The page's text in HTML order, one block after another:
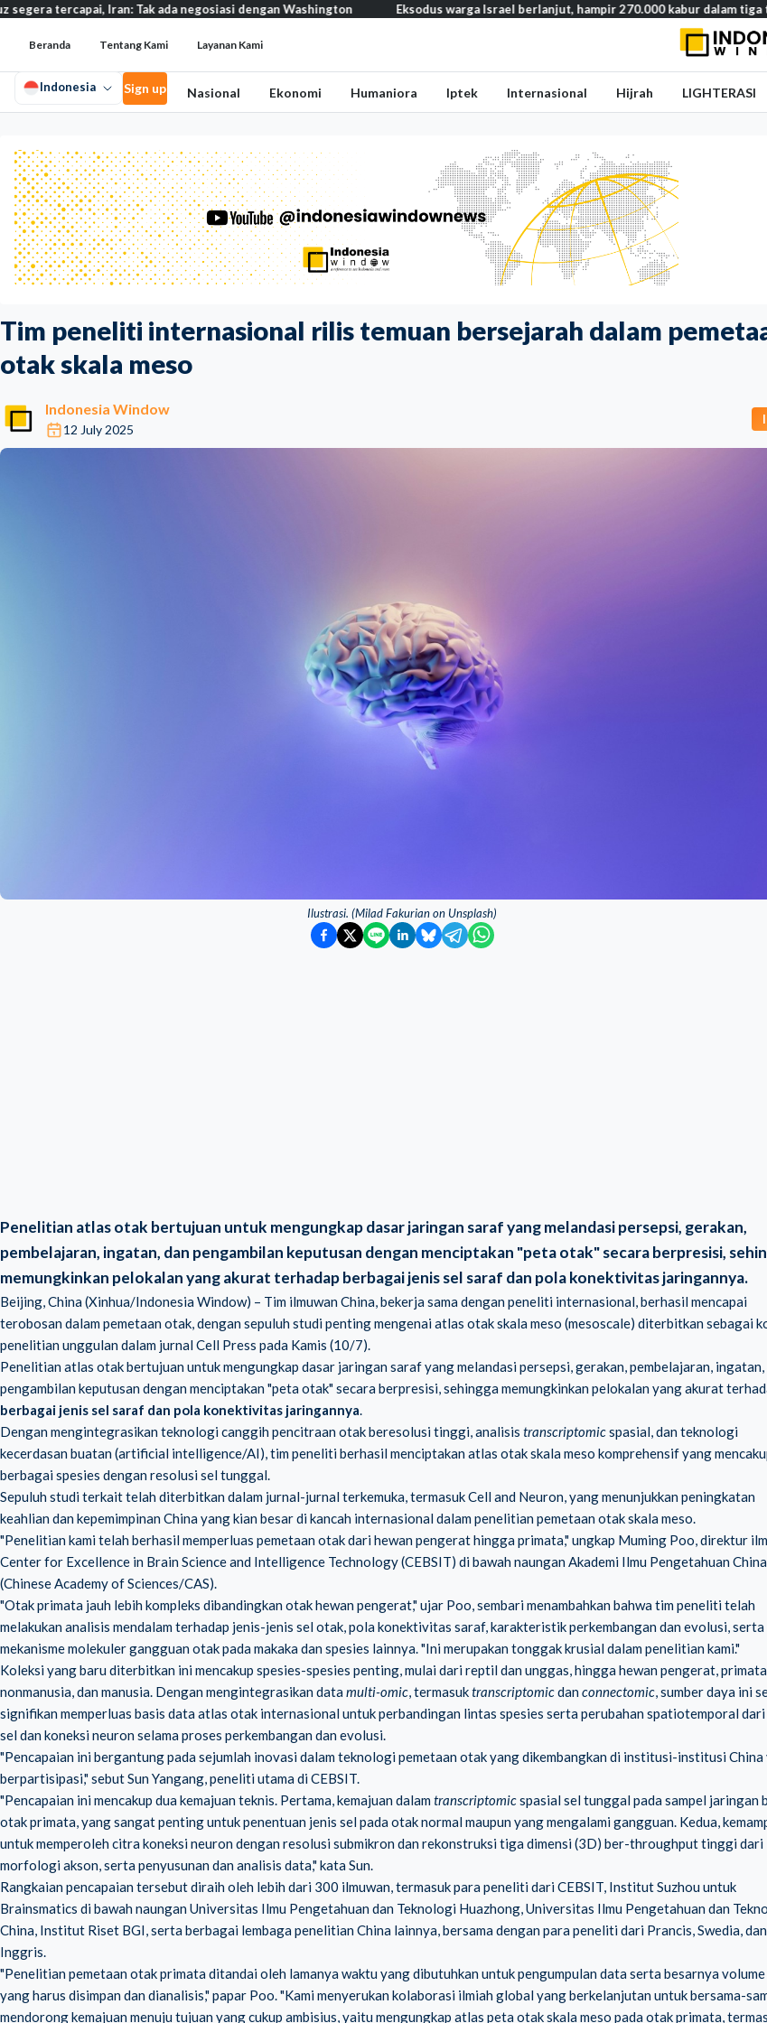
Tim peneliti internasional rilis temuan bersejarah dalam
otak skala meso
Indonesia Window
12 July 2025
Ilustrasi. (Milad Fakurian on Unsplash)
Penelitian atlas otak bertujuan untuk mengungkap dasar jaringan saraf yang melandasi persepsi, gerakan,
pembelajaran, ingatan, dan pengambilan keputusan dengan menciptakan "peta otak" secara berpresisi,
memungkinkan pelokalan yang akurat terhadap berbagai jenis sel saraf dan pola konektivitas jaringannya.
Beijing, China (Xinhua/Indonesia Window) – Tim ilmuwan China, bekerja sama dengan peneliti internasional, berhasil mencapai
terobosan dalam pemetaan otak, dengan sepuluh studi penting mengenai atlas otak skala meso (mesoscale) diterbitkan sebagai
penelitian unggulan dalam jurnal Cell Press pada Kamis (10/7).
Penelitian atlas otak bertujuan untuk mengungkap dasar jaringan saraf yang melandasi persepsi, gerakan, pembelajaran, ingatan,
pengambilan keputusan dengan menciptakan "peta otak" secara berpresisi, sehingga memungkinkan pelokalan yang akurat
berbagai jenis sel saraf dan pola konektivitas jaringannya.
Dengan mengintegrasikan teknologi canggih pencitraan otak beresolusi tinggi, analisis transcriptomicspasial, dan teknologi
kecerdasan buatan (artificial intelligence/AI), tim peneliti berhasil menciptakan atlas otak skala meso komprehensif yang
berbagai spesies dengan resolusi sel tunggal.
Sepuluh studi terkait telah diterbitkan dalam jurnal-jurnal terkemuka, termasuk Cell and Neuron, yang menunjukkan peningkatan
keahlian dan kepemimpinan China yang kian besar di kancah internasional dalam penelitian pemetaan otak skala meso.
"Penelitian kami telah berhasil memperluas pemetaan otak dari hewan pengerat hingga primata," ungkap Muming Poo, direktur
Center for Excellence in Brain Science and Intelligence Technology (CEBSIT) di bawah naungan Akademi Ilmu Pengetahuan China
(Chinese Academy of Sciences/CAS).
"Otak primata jauh lebih kompleks dibandingkan otak hewan pengerat," ujar Poo, sembari menambahkan bahwa tim peneliti telah
melakukan analisis mendalam terhadap jenis-jenis sel otak, pola konektivitas saraf, karakteristik perkembangan dan evolusi, serta
mekanisme molekuler gangguan otak pada makaka dan spesies lainnya. "Ini merupakan tonggak krusial dalam penelitian kami."
Koleksi yang baru diterbitkan ini mencakup spesies-spesies penting, mulai dari reptil dan unggas, hingga hewan pengerat, primata
nonmanusia, dan manusia. Dengan mengintegrasikan datamulti-omic, termasuktranscriptomicdanconnectomic, sumber daya ini
signifikan memperluas basis data atlas otak internasional untuk perbandingan lintas spesies serta perubahan spatiotemporal dari
sel dankoneksi neuronselama proses perkembangan dan evolusi.
"Pencapaian ini bergantung pada sejumlah inovasi dalam teknologi pemetaan otak yang dikembangkan di institusi-institusi China
berpartisipasi," sebut Sun Yangang, peneliti utama di CEBSIT.
"Pencapaian ini mencakup dua kemajuan teknis. Pertama, kemajuan dalamtranscriptomicspasial sel tunggal pada sampel jaringan
otak primata, yang sangat penting untuk penentuan jenis sel pada otak normal maupun yang mengalami gangguan. Kedua,
untuk memperoleh citra koneksi neuron dengan resolusi submikron dan rekonstruksi tiga dimensi (3D) ber-throughput tinggi dari
morfologi akson, serta penyusunan dan analisis data," kata Sun.
Rangkaian pencapaian tersebut diraih oleh lebih dari 300 ilmuwan, termasuk para peneliti dari CEBSIT, Institut Suzhou untuk
Brainsmatics di bawah naungan Universitas Ilmu Pengetahuan dan Teknologi Huazhong, Universitas Ilmu Pengetahuan dan
China, Institut Riset BGI, serta berbagai lembaga penelitian China lainnya, bersama dengan para peneliti dari Prancis, Swedia, dan
Inggris.
"Penelitian pemetaan otak primata ditandai oleh lamanya waktu yang dibutuhkan untuk pengumpulan data serta besarnya
yang harus disimpan dan dianalisis," papar Poo. "Kami menyerukan kolaborasi ilmiah global yang berkelanjutan untuk bersama-
mendorong kemajuan menuju tujuan yang cukup ambisius, yaitu mengungkap atlas peta otak skala meso pada otak primata,
Iran: Tak ada negosiasi dengan Washington Eksodus warga Israel berlanjut, hampir 270.000 kabur dalam tiga tahun,
Beranda Tentang Kami Layanan Kami
Indonesia Sign up Nasional Ekonomi Humaniora Iptek Internasional Hijrah LIGHTERASI